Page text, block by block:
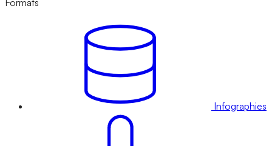
Formats
Infographies